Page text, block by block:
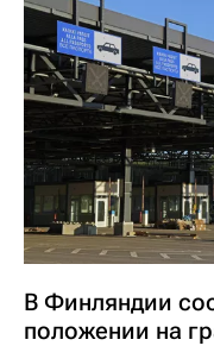
В Финляндии
положении на